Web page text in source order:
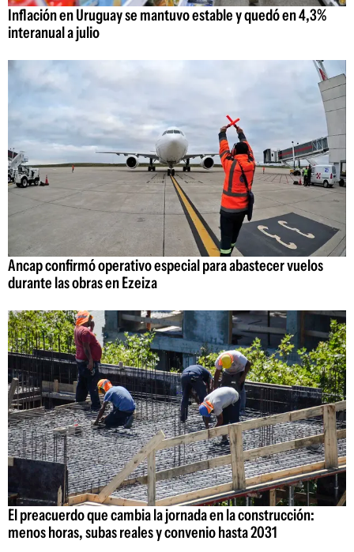
Inflación en Uruguay se mantuvo estable y quedó en 4,3%
interanual a julio
Ancap confirmó operativo especial para abastecer vuelos
durante las obras en Ezeiza
El preacuerdo que cambia la jornada en la construcción:
menos horas, subas reales y convenio hasta 2031